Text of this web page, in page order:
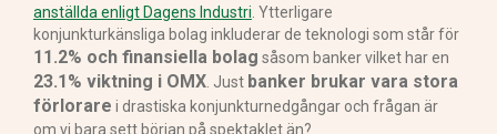
anställda enligt Dagens Industri . Ytterligare
konjunkturkänsliga bolag inkluderar de teknologi som står för
11.2% och finansiella bolag såsom banker vilket har en
23.1% viktning i OMX . Just banker brukar vara stora
förlorare i drastiska konjunkturnedgångar och frågan är
om vi bara sett början på spektaklet än?